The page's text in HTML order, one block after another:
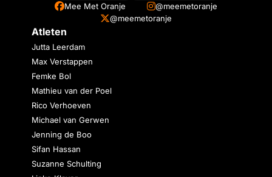
Mee Met Oranje
@meemetoranje
@meemetoranje
Atleten
Jutta Leerdam
Max Verstappen
Femke Bol
Mathieu van der Poel
Rico Verhoeven
Michael van Gerwen
Jenning de Boo
Sifan Hassan
Suzanne Schulting